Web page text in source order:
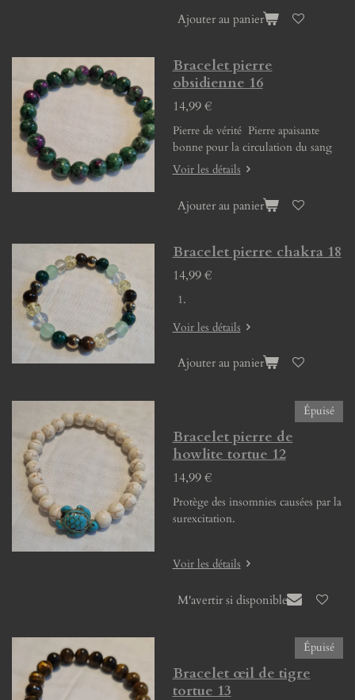
Ajouter au panier
Bracelet pierre
obsidienne 16
14,99 €
Pierre de vérité Pierre apaisante
bonne pour la circulation du sang
Voir les détails
Ajouter au panier
Bracelet pierre chakra 18
14,99 €
Voir les détails
Ajouter au panier
Épuisé
Bracelet pierre de
howlite tortue 12
14,99 €
Protège des insomnies causées par la
surexcitation.
Voir les détails
M'avertir si disponible
Épuisé
Bracelet œil de tigre
tortue 13